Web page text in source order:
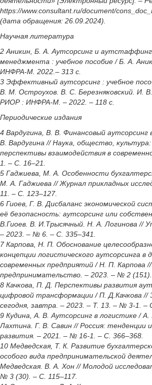
https://www.consultant.ru/document/
(дата обращения: 26.09.2024).
Научная литература
2 Аникин, Б. А. Аутсорсинг и
менеджмента : учебное пособие / Б. А.
ИНФРА-М. 2022.– 313 с.
3 Эффективный аутсорсинг : учебное
В. М. Остроухов. В. С. Березняковский. И.
РИОР : ИНФРА-М. – 2022. – 118 с.
Периодические издания
4 Вардугина, В. В. Финансовый аутсорсинг
В. Вардугина // Наука, общество,
перспективы взаимодействия в
1. – С. 16–21.
5 Гаджиева, М. А. Особенности
М. А. Гаджиева // Журнал прикладных
11. – С. 123–127.
6 Гиоев, Г. В. Дисбаланс экономической
её безопасность: аутсорсинг или
В.Гиоев. В. И.Трысячный. Н. А. Логинова //
– 2023. – № 6. – С. 335–341.
7 Карпова, Н. П. Обоснование
концепции логистического аутсорсинга в
современных предприятий / Н. П. Карпова
предпринимательство. – 2023. – № 2 (151).
8 Качкова, П. Д. Перспективы развития
цифровой трансформации / П. Д.Качкова //
сегодня, завтра. – 2023. – Т. 13. – № 3-1. –
9 Кудина, А. В. Аутсорсинг в логистике / А.
Лахтина. Г. В. Савин // Россия: тенденции
развития. – 2021. – № 16-1. – С. 366–368.
10 Медведская, Т. К. Развитие
особого вида предпринимательской
Медведская. В. А. Хон // Молодой
№ 3 (30). – С. 115–117.